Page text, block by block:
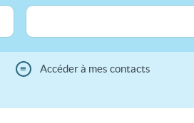
≡ Accéder à mes contacts